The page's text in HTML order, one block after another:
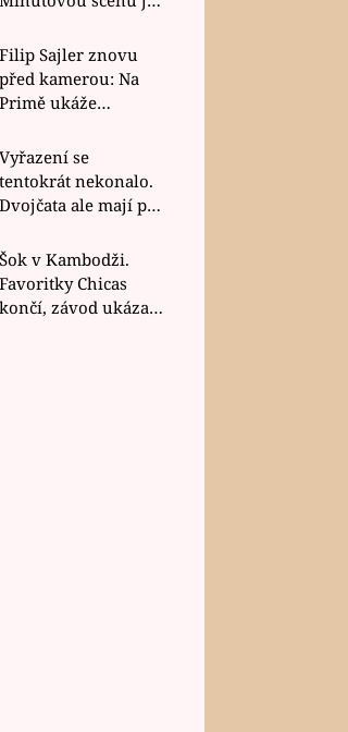
Filip Sajler znovu
před kamerou: Na
Primě ukáže
rychlé recepty
Vyřazení se
tentokrát nekonalo.
Dvojčata ale mají po
závodu nůž na krku
Šok v Kambodži.
Favoritky Chicas
končí, závod ukázal